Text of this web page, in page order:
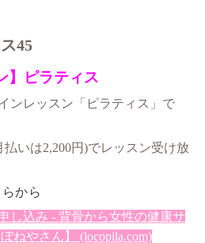
45
】ピラティス
ンレッスン「ピラティス」で
払いは2,200円)でレッスン受け放
から
し込み - 背骨から女性の健康サ
ねやさん】 (locopila.com)